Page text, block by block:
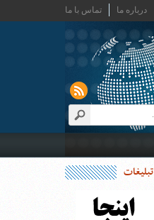
تماس با ما درباره ما
تبلیغات